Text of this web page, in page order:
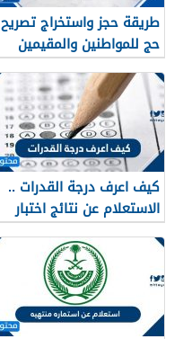
طريقة حجز واستخراج تصريح
حج للمواطنين والمقيمين
1448
كيف اعرف درجة القدرات ..
الاستعلام عن نتائج اختبار
القدرات 1448